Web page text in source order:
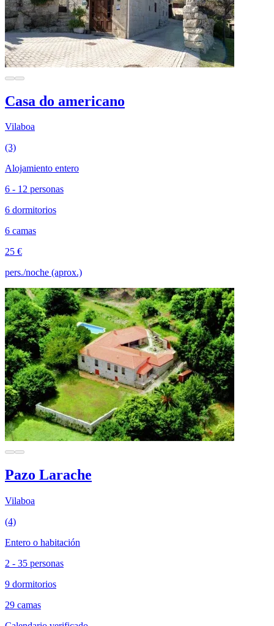
Casa do americano
Vilaboa
(3)
Alojamiento entero
6 - 12 personas
6 dormitorios
6 camas
25 €
pers./noche (aprox.)
Pazo Larache
Vilaboa
(4)
Entero o habitación
2 - 35 personas
9 dormitorios
29 camas